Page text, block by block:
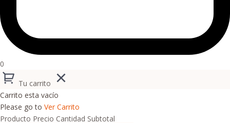
0
Tu carrito
Carrito esta vacío
Please go to Ver Carrito
Producto Precio Cantidad Subtotal